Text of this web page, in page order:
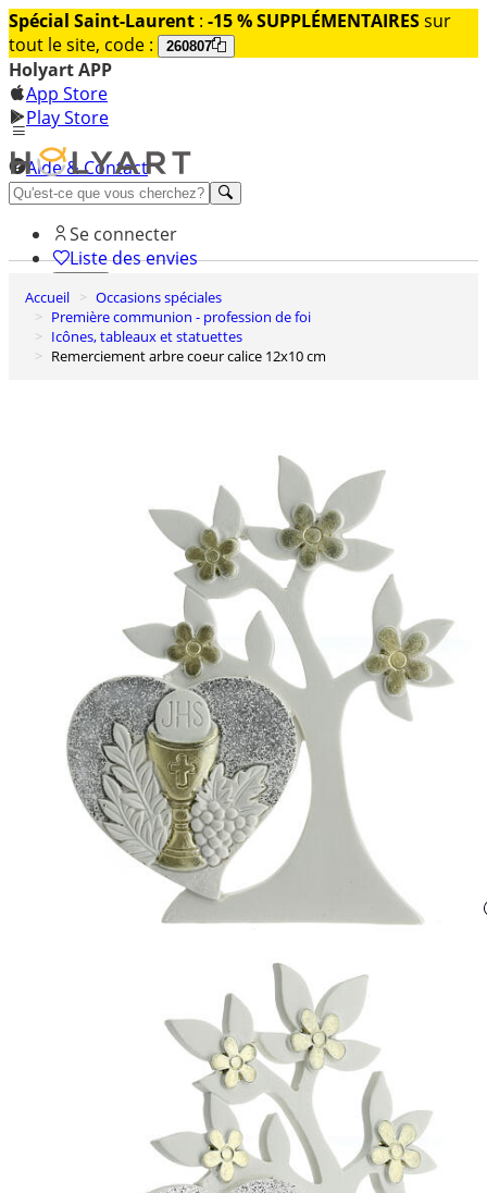
Spécial Saint-Laurent : -15 % SUPPLÉMENTAIRESsur
tout le site, code :
260807
Holyart APP
App Store
Play Store
Aide & Contact
Découvrez Premium
Se connecter
Liste des envies
0
Panier
Accueil
Occasions spéciales
Première communion - profession de foi
Icônes, tableaux et statuettes
Remerciement arbre coeur calice 12x10 cm